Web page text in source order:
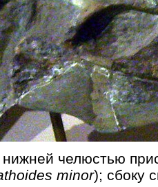
челюстью
minor); сбоку